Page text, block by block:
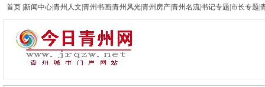
首页 新闻中心青州人文 青州书画青州风光青州房产青州名流书记专题 市长专题